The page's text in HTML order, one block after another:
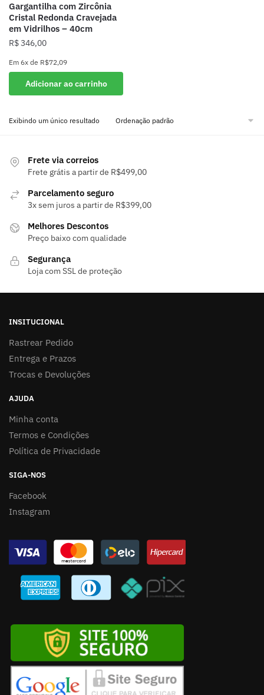
Gargantilha com Zircônia
Cristal Redonda Cravejada
em Vidrilhos – 40cm
R$346,00
Em 6x de R$72,09
Adicionar ao carrinho
Exibindo um único resultado
Frete via correios
Frete grátis a partir de R$499,00
Parcelamento seguro
3x sem juros a partir de R$399,00
Melhores Descontos
Preço baixo com qualidade
Segurança
Loja com SSL de proteção
INSITUCIONAL
Rastrear Pedido
Entrega e Prazos
Trocas e Devoluções
AJUDA
Minha conta
Termos e Condições
Política de Privacidade
SIGA-NOS
Facebook
Instagram